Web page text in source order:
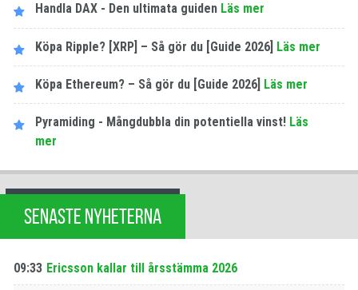
Handla DAX - Den ultimata guiden Läs mer
Köpa Ripple? [XRP] – Så gör du [Guide 2026] Läs mer
Köpa Ethereum? – Så gör du [Guide 2026] Läs mer
Pyramiding - Mångdubbla din potentiella vinst! Läs
mer
SENASTE NYHETERNA
09:33 Ericsson kallar till årsstämma 2026